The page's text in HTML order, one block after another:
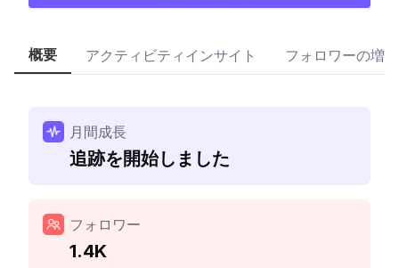
概要 アクティビティインサイト フォロワーの増加
月間成長
追跡を開始しました
フォロワー
1.4K